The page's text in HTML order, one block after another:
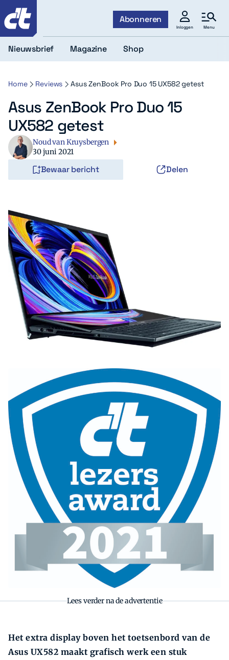
Abonneren
Inloggen Menu
Zoeken Zoek
Nieuwsbrief Magazine Shop
Home Reviews Asus ZenBook Pro Duo 15 UX582 getest
Asus ZenBook Pro Duo 15
UX582 getest
Noud van Kruysbergen
30 juni 2021
Bewaar bericht Delen
Lees verder na de advertentie
Het extra display boven het toetsenbord van de
Asus UX582 maakt grafisch werk een stuk